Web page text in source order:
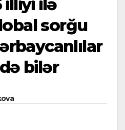
illiyi ilə
sorğu
bilər